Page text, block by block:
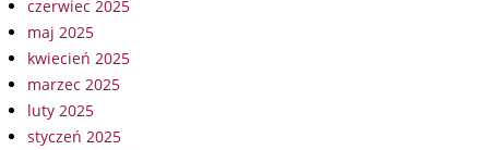
czerwiec 2025
maj 2025
kwiecień 2025
marzec 2025
luty 2025
styczeń 2025